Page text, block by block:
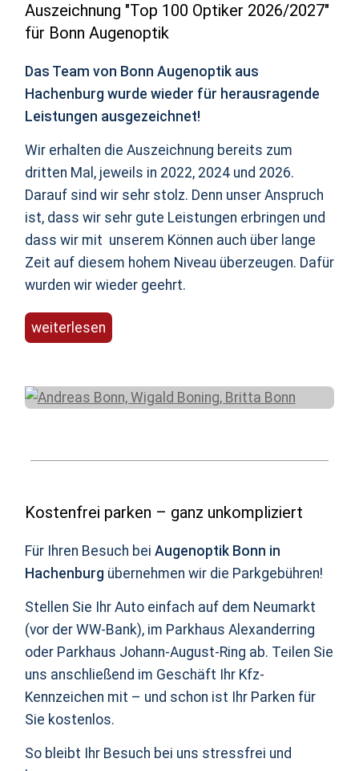
Auszeichnung "Top 100 Optiker 2026/2027"
für Bonn Augenoptik
Das Team von Bonn Augenoptik aus
Hachenburg wurde wieder für herausragende
Leistungen ausgezeichnet!
Wir erhalten die Auszeichnung bereits zum
dritten Mal, jeweils in 2022, 2024 und 2026.
Darauf sind wir sehr stolz. Denn unser Anspruch
ist, dass wir sehr gute Leistungen erbringen und
dass wir mit unserem Können auch über lange
Zeit auf diesem hohem Niveau überzeugen. Dafür
wurden wir wieder geehrt.
weiterlesen
Kostenfrei parken – ganz unkompliziert
Für Ihren Besuch bei Augenoptik Bonn in
Hachenburg übernehmen wir die Parkgebühren!
Stellen Sie Ihr Auto einfach auf dem Neumarkt
(vor der WW-Bank), im Parkhaus Alexanderring
oder Parkhaus Johann-August-Ring ab. Teilen Sie
uns anschließend im Geschäft Ihr Kfz-
Kennzeichen mit – und schon ist Ihr Parken für
Sie kostenlos.
So bleibt Ihr Besuch bei uns stressfrei und